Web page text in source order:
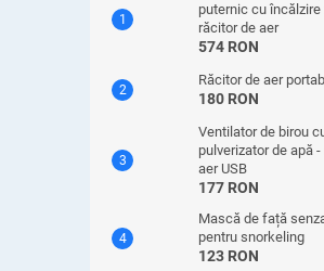
puternic cu încălzire
răcitor de aer
574 RON
Răcitor de aer
180 RON
Ventilator de birou
pulverizator de apă
aer USB
177 RON
Mască de față
pentru snorkeling
123 RON